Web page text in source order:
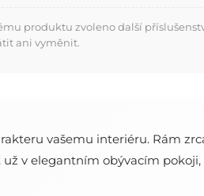
produktu zvoleno další
ani vyměnit.
vašemu interiéru. Rám
už v elegantním obývacím